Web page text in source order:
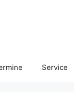
Service